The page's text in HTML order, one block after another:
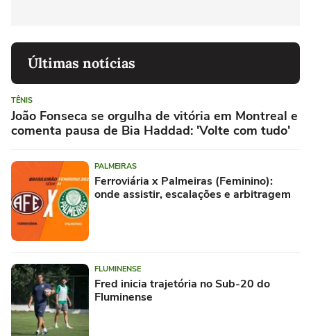
Últimas notícias
TÊNIS
João Fonseca se orgulha de vitória em Montreal e
comenta pausa de Bia Haddad: 'Volte com tudo'
PALMEIRAS
Ferroviária x Palmeiras (Feminino):
onde assistir, escalações e arbitragem
FLUMINENSE
Fred inicia trajetória no Sub-20 do
Fluminense